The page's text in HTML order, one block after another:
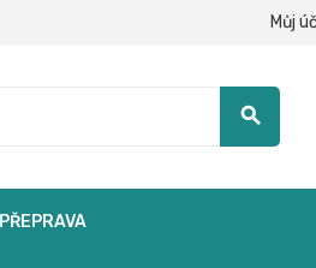
Můj
search
PŘEPRAVA